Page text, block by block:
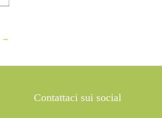
→
Contattaci sui social